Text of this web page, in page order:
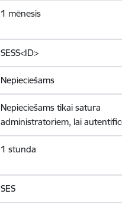
1 mēnesis
SESS<ID>
Nepieciešams
Nepieciešams tikai satura
administratoriem, lai
1 stunda
SES